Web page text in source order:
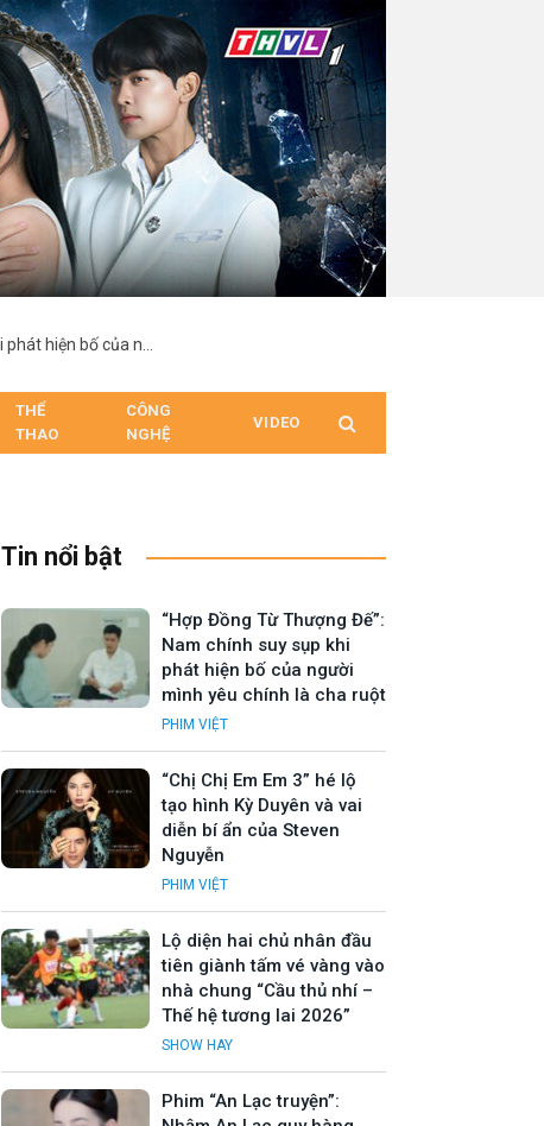
THỂ
THAO
CÔNG
NGHỆ
VIDEO
Tin nổi bật
“Hợp Đồng Từ Thượng Đế”:
Nam chính suy sụp khi
phát hiện bố của người
mình yêu chính là cha ruột
PHIM VIỆT
“Chị Chị Em Em 3” hé lộ
tạo hình Kỳ Duyên và vai
diễn bí ẩn của Steven
Nguyễn
PHIM VIỆT
Lộ diện hai chủ nhân đầu
tiên giành tấm vé vàng vào
nhà chung “Cầu thủ nhí –
Thế hệ tương lai 2026”
SHOW HAY
Phim “An Lạc truyện”: